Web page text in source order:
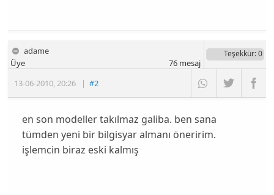
adame
13-06-2010,20:26 |#2
Üye
Teşekkür: 0
76mesaj
en son modeller takılmaz galiba. ben sana
tümden yeni bir bilgisyar almanı öneririm.
işlemcin biraz eski kalmış